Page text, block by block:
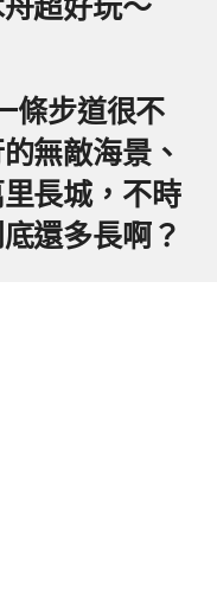
超好玩～
條步道很不
無敵海景、
長城，不時
還多長啊？